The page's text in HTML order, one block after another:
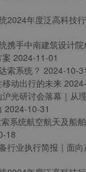
2024年度泛高科技
携手中南建筑设计
2024-11-01
索系统？ 2024-10-31
移动出行的未来
沪光研讨会落幕｜从
2024-10-31
索系统航空航天及船
18
行业执行简报｜面